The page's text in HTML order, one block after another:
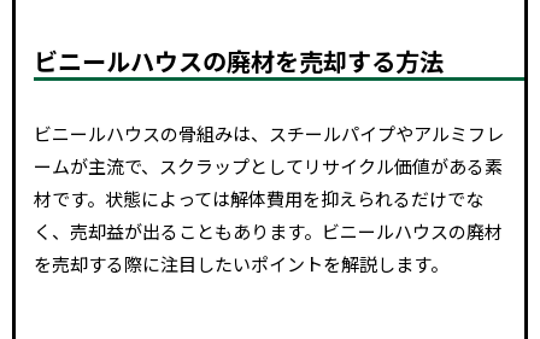
ビニールハウスの廃材を売却する方法
ビニールハウスの骨組みは、スチールパイプやアルミフレ
ームが主流で、スクラップとしてリサイクル価値がある素
材です。状態によっては解体費用を抑えられるだけでな
く、売却益が出ることもあります。ビニールハウスの廃材
を売却する際に注目したいポイントを解説します。